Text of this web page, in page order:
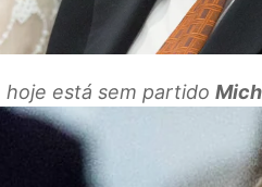
hoje está sem partido